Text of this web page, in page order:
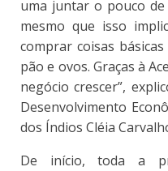
uma juntar o pouco
mesmo que isso
comprar coisas
pão e ovos. Graças à
negócio crescer”,
Desenvolvimento
dos Índios Cléia
​De início, toda a